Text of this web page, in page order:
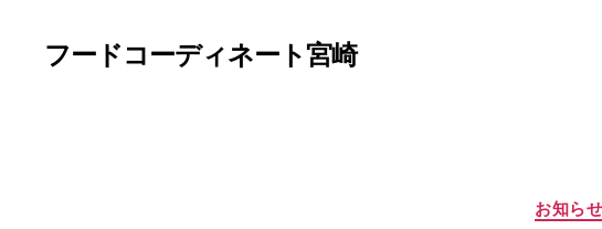
フードコーディネート宮崎
お知らせ